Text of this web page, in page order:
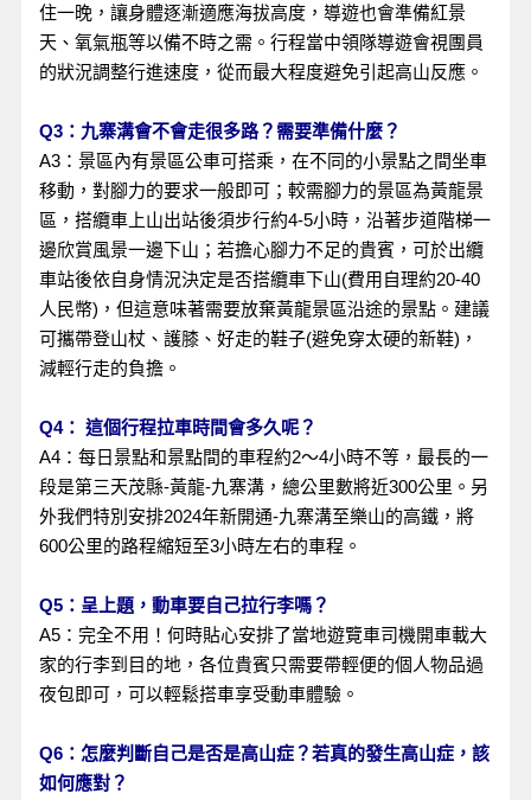
住一晚，讓身體逐漸適應海拔高度，導遊也會準備紅景
天、氧氣瓶等以備不時之需。行程當中領隊導遊會視團員
的狀況調整行進速度，從而最大程度避免引起高山反應。
Q3：九寨溝會不會走很多路？需要準備什麼？
A3：景區內有景區公車可搭乘，在不同的小景點之間坐車
移動，對腳力的要求一般即可；較需腳力的景區為黃龍景
區，搭纜車上山出站後須步行約4-5小時，沿著步道階梯一
邊欣賞風景一邊下山；若擔心腳力不足的貴賓，可於出纜
車站後依自身情況決定是否搭纜車下山(費用自理約20-40
人民幣)，但這意味著需要放棄黃龍景區沿途的景點。建議
可攜帶登山杖、護膝、好走的鞋子(避免穿太硬的新鞋)，
減輕行走的負擔。
Q4： 這個行程拉車時間會多久呢？
A4：每日景點和景點間的車程約2～4小時不等，最長的一
段是第三天茂縣-黃龍-九寨溝，總公里數將近300公里。另
外我們特別安排2024年新開通-九寨溝至樂山的高鐵，將
600公里的路程縮短至3小時左右的車程。
Q5：呈上題，動車要自己拉行李嗎？
A5：完全不用！何時貼心安排了當地遊覽車司機開車載大
家的行李到目的地，各位貴賓只需要帶輕便的個人物品過
夜包即可，可以輕鬆搭車享受動車體驗。
Q6：怎麼判斷自己是否是高山症？若真的發生高山症，該
如何應對？